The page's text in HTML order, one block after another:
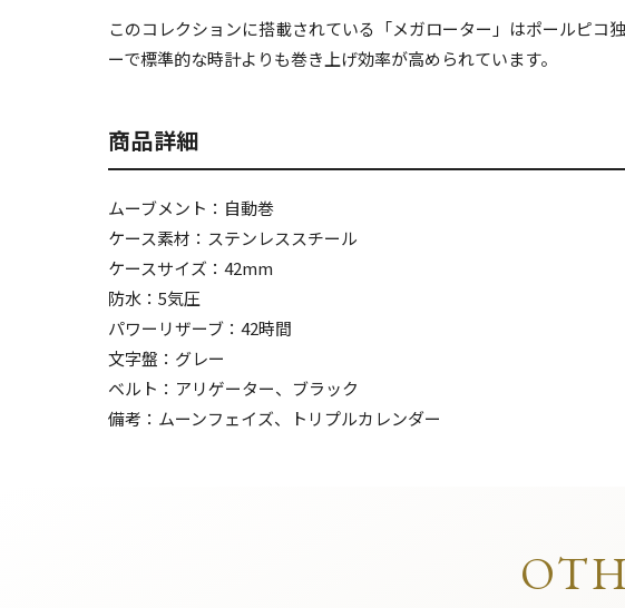
このコレクションに搭載されている「メガローター」はポールピコ
ーで標準的な時計よりも巻き上げ効率が高められています。
商品詳細
ムーブメント：自動巻
ケース素材：ステンレススチール
ケースサイズ：42mm
防水：5気圧
パワーリザーブ：42時間
文字盤：グレー
ベルト：アリゲーター、ブラック
備考：ムーンフェイズ、トリプルカレンダー